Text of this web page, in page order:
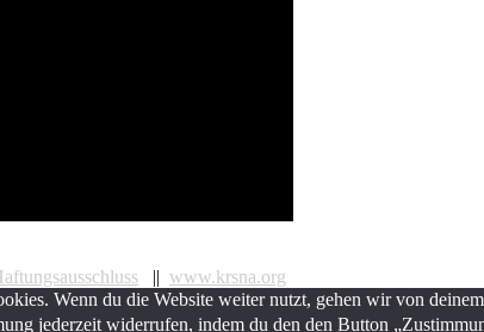
|| www.krsna.org
Wenn du die Website weiter nutzt, gehen wir von
jederzeit widerrufen, indem du den den Button